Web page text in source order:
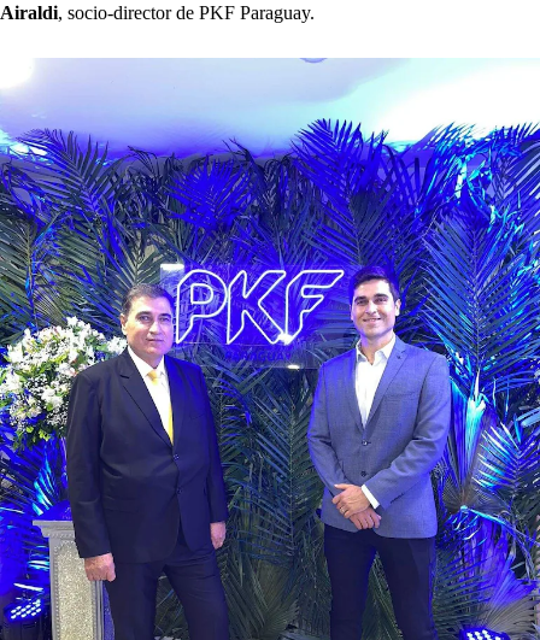
Airaldi, socio-director de PKF Paraguay.